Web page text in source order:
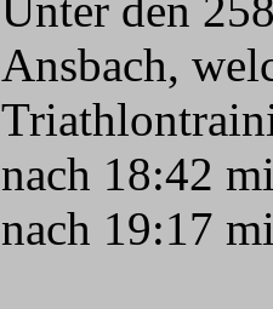
Ansbach,
nach 18:42
nach 19:17